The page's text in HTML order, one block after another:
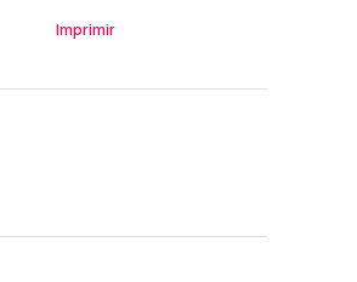
Imprimir